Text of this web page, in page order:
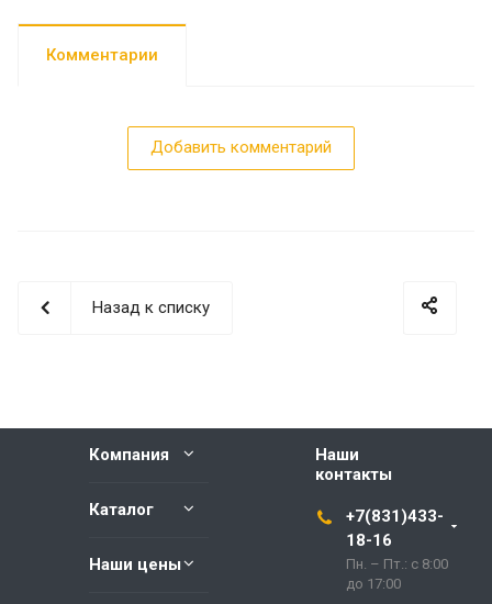
Комментарии
Добавить комментарий
Назад к списку
Компания
Каталог
Наши цены
Наши
контакты
+7(831)433-
18-16
Пн. – Пт.: с 8:00
до 17:00